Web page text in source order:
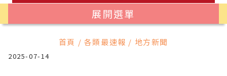
展開選單
首頁 / 各類最速報 / 地方新聞
2025-07-14